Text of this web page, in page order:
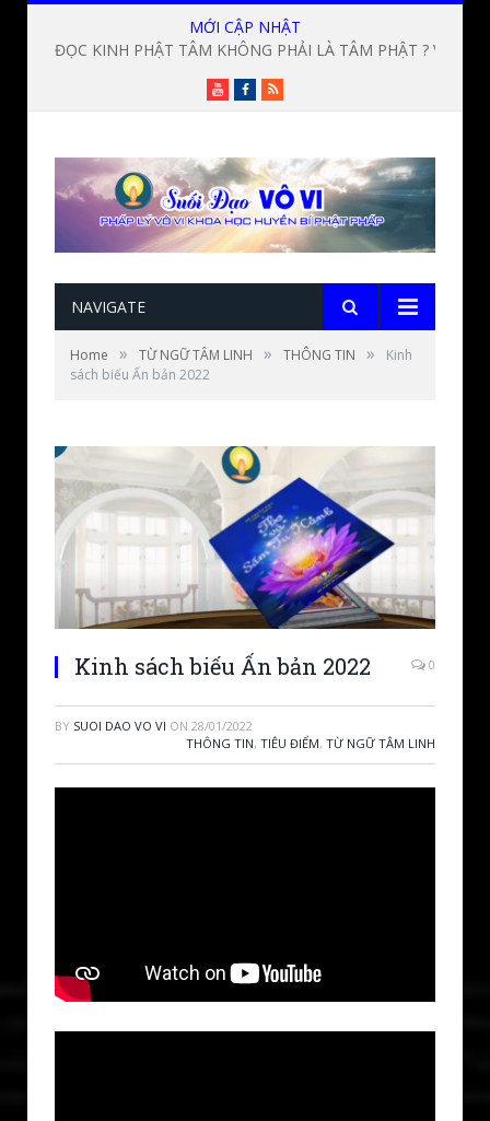
MỚI CẬP NHẬT
YoutubeFacebook
RSS
NAVIGATE
Home » TỪ NGỮ TÂM LINH » THÔNG TIN »
Kinh
sách biếu Ấn bản 2022
Kinh sách biếu Ấn bản 2022 0
BY SUOI DAO VO VI ON 28/01/2022
THÔNG TIN, TIÊU ĐIỂM, TỪ NGỮ TÂM LINH